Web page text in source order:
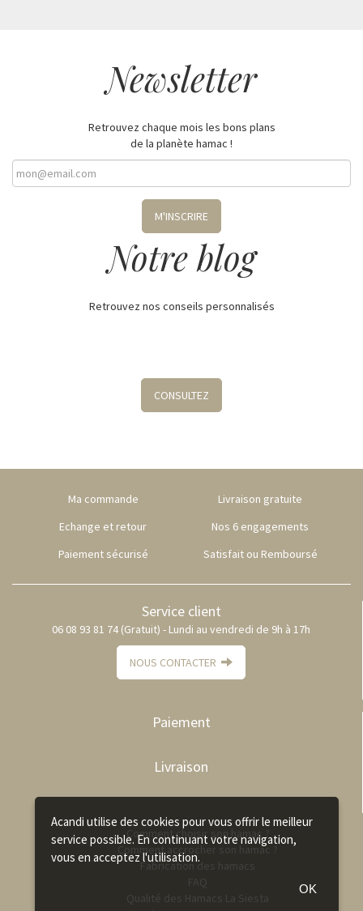
Newsletter
Retrouvez chaque mois les bons plans
de la planète hamac !
M'INSCRIRE
Notre blog
Retrouvez nos conseils personnalisés
CONSULTEZ
Ma commande
Livraison gratuite
Echange et retour
Nos 6 engagements
Paiement sécurisé
Satisfait ou Remboursé
Service client
06 08 93 81 74 (Gratuit) - Lundi au vendredi de 9h à 17h
NOUS CONTACTER
Paiement
Livraison
Comment choisir son hamac ?
Comment accrocher son hamac ?
Fabrication des hamacs
FAQ
Qualité des Hamacs La Siesta
Acandi utilise des cookies pour vous offrir le meilleur
service possible. En continuant votre navigation,
vous en acceptez l'utilisation.
OK